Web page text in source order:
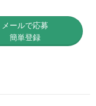
メールで応募
簡単登録